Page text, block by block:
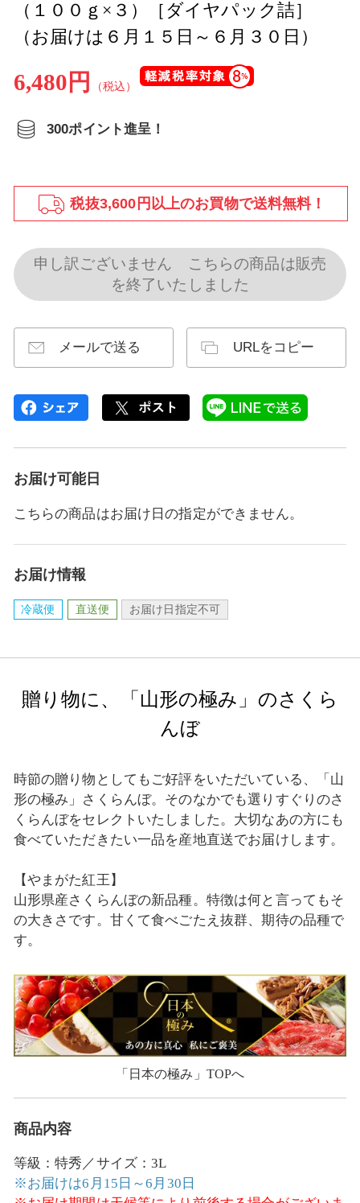
（１００ｇ×３）［ダイヤパック詰］
（お届けは６月１５日～６月３０日）
6,480円 （税込）
300ポイント進呈！
税抜3,600円以上のお買物で送料無料！
申し訳ございません こちらの商品は販売
を終了いたしました
メールで送る URLをコピー
お届け可能日
こちらの商品はお届け日の指定ができません。
お届け情報
冷蔵便 直送便 お届け日指定不可
贈り物に、「山形の極み」のさくら
んぼ
時節の贈り物としてもご好評をいただいている、「山
形の極み」さくらんぼ。そのなかでも選りすぐりのさ
くらんぼをセレクトいたしました。大切なあの方にも
食べていただきたい一品を産地直送でお届けします。
【やまがた紅王】
山形県産さくらんぼの新品種。特徴は何と言ってもそ
の大きさです。甘くて食べごたえ抜群、期待の品種で
す。
「日本の極み」TOPへ
商品内容
等級：特秀／サイズ：3L
※お届けは6月15日～6月30日